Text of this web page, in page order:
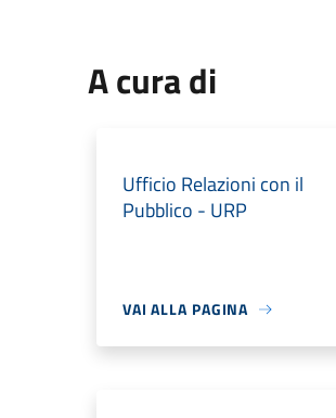
A cura di
Ufficio Relazioni con il
Pubblico - URP
VAI ALLA PAGINA